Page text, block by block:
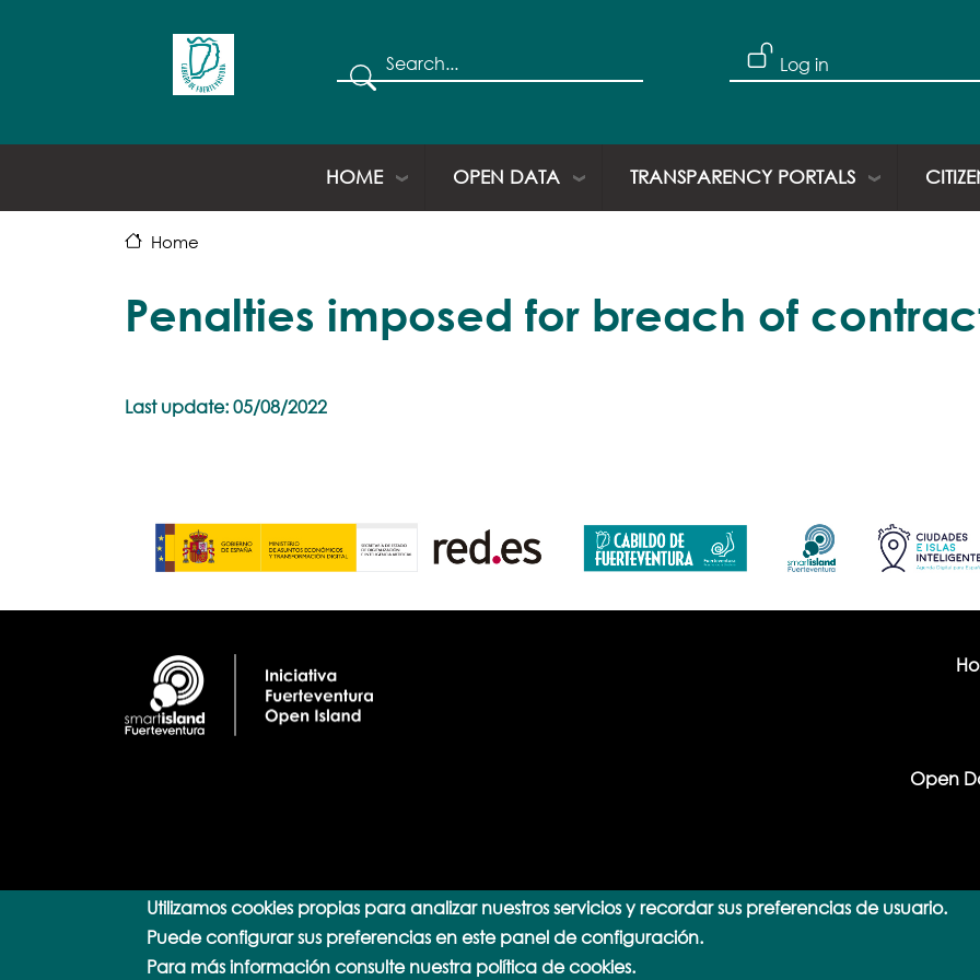
Search
User account
Log in
HOME OPEN DATA TRANSPARENCY PORTALS
Home
Penalties imposed for breach of
Last update: 05/08/2022
Open
Utilizamos cookies propias para analizar nuestros servicios y recordar sus preferencias de usuario.
Puede configurar sus preferencias en este panel de configuración.
Para más información consulte nuestra política de cookies.